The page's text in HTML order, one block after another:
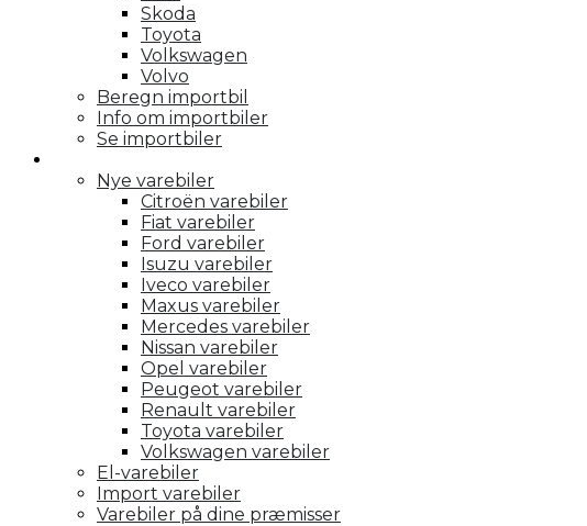
Skoda
Toyota
Volkswagen
Volvo
Beregn importbil
Info om importbiler
Se importbiler
Nye varebiler
Citroën varebiler
Fiat varebiler
Ford varebiler
Isuzu varebiler
Iveco varebiler
Maxus varebiler
Mercedes varebiler
Nissan varebiler
Opel varebiler
Peugeot varebiler
Renault varebiler
Toyota varebiler
Volkswagen varebiler
El-varebiler
Import varebiler
Varebiler på dine præmisser